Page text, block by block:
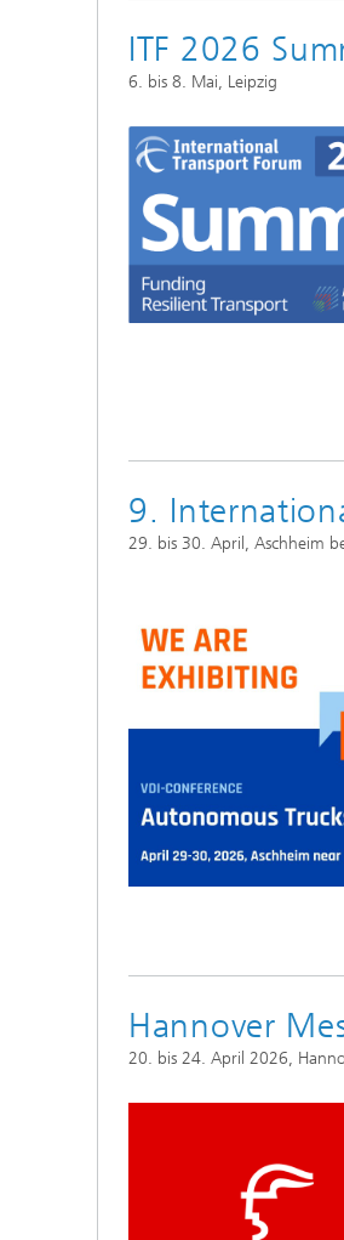
ITF 2026
6. bis 8. Mai, Leipzig
9.
29. bis 30. April, Aschheim
Hannover
20. bis 24. April 2026,